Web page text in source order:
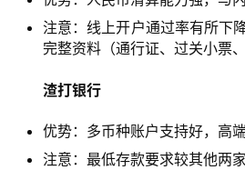
注意：线上开户通过率有所下
完整资料（通行证、过关小票、
渣打银行
优势：多币种账户支持好，高
注意：最低存款要求较其他两